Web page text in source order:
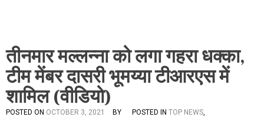
तीनमार मल्लन्ना को लगा गहरा धक्का,
टीम मेंबर दासरी भूमय्या टीआरएस में
शामिल (वीडियो)
POSTED ON OCTOBER 3, 2021
BY
POSTED IN TOP NEWS,